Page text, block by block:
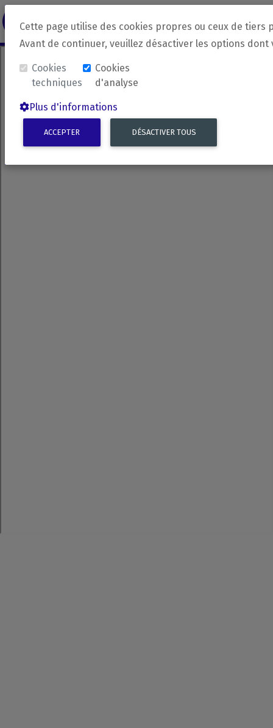
revirada Langue source Langue
Cette page utilise des cookies propres ou ceux de
Avant de continuer, veuillez désactiver les options dont
Cookies
techniques
Cookies
d'analyse
Plus d'informations
ACCEPTER DÉSACTIVER TOUS